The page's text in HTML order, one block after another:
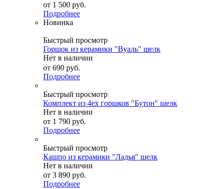
от 1 500 руб.
Подробнее
Новинка
Быстрый просмотр
Горшок из керамики "Вуаль" шелк
Нет в наличии
от 690 руб.
Подробнее
Быстрый просмотр
Комплект из 4ех горшков "Бутон" шелк
Нет в наличии
от 1 790 руб.
Подробнее
Быстрый просмотр
Кашпо из керамики "Ладья" шелк
Нет в наличии
от 3 890 руб.
Подробнее